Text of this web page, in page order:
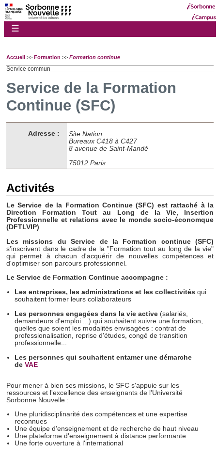
☰
Accueil >> Formation >> Formation continue
Service commun
Service de la Formation
Continue (SFC)
Adresse :
Site Nation
Bureaux C418 à C427
8 avenue de Saint-Mandé
75012 Paris
Activités
Le Service de la Formation Continue (SFC) est rattaché à la
Direction Formation Tout au Long de la Vie, Insertion
Professionnelle et relations avec le monde socio-économque
(DFTLVIP)
Les missions du Service de la Formation continue (SFC)
s'inscrivent dans le cadre de la "Formation tout au long de la vie"
qui permet à chacun d'acquérir de nouvelles compétences et
d'optimiser son parcours professionnel.
Le Service de Formation Continue accompagne :
Les entreprises, les administrations et les collectivités qui
souhaitent former leurs collaborateurs
Les personnes engagées dans la vie active (salariés,
demandeurs d'emploi ...) qui souhaitent suivre une formation,
quelles que soient les modalités envisagées : contrat de
professionalisation, reprise d'études, congé de transition
professionnelle...
Les personnes qui souhaitent entamer une démarche
de VAE
Pour mener à bien ses missions, le SFC s'appuie sur les
ressources et l'excellence des enseignants de l'Université
Sorbonne Nouvelle :
Une pluridisciplinarité des compétences et une expertise
reconnues
Une équipe d'enseignement et de recherche de haut niveau
Une plateforme d'enseignement à distance performante
Une forte ouverture à l'international